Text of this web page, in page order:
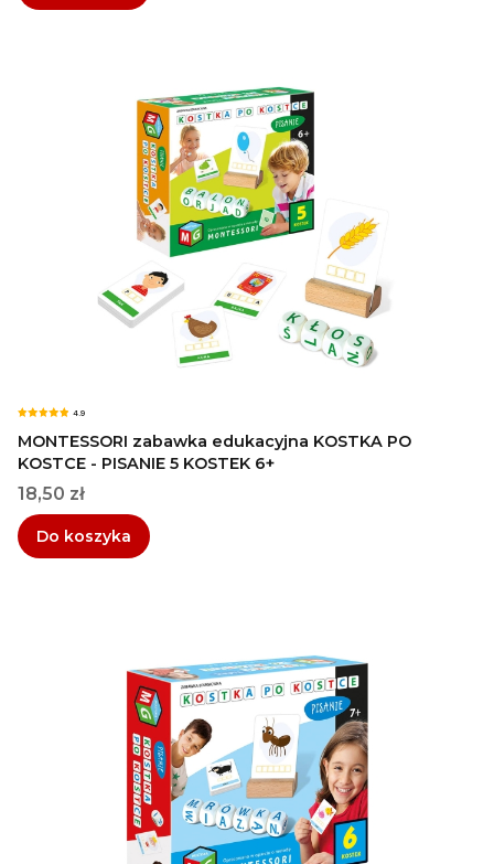
4.9
MONTESSORI zabawka edukacyjna KOSTKA PO
KOSTCE - PISANIE 5 KOSTEK 6+
Cena
18,50 zł
Do koszyka